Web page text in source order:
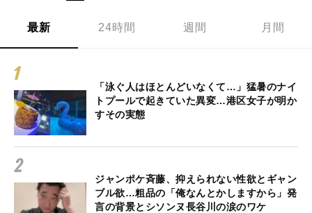
最新 24時間 週間 月間
「泳ぐ人はほとんどいなくて…」猛暑のナイ
トプールで起きていた異変…港区女子が明か
すその実態
ジャンポケ斉藤、抑えられない性欲とギャン
ブル欲…粗品の「俺なんとかしますから」発
言の背景とシソンヌ長谷川の涙のワケ